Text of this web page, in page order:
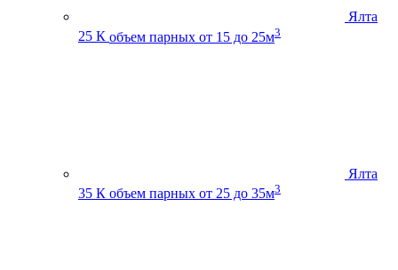
Ялта
25 К объем парных от 15 до 25м3
Ялта
35 К объем парных от 25 до 35м3